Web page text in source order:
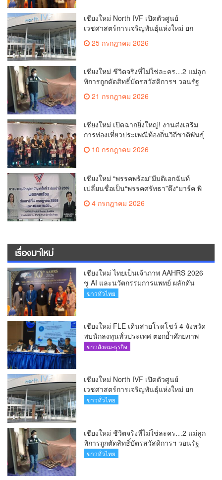
เชียงใหม่ North IVF เปิดตัวศูนย์
เวชศาสตร์การเจริญพันธุ์แห่งใหม่ ยก
บุตรยากของภูมิภาค(คลิป)
25 กรกฎาคม 2026
เชียงใหม่ ชีวิตจริงที่ไม่ใช่ละคร…2 แม่ลูก
พิการถูกตัดสิทธิ์บัตรสวัสดิการฯ วอนรัฐ
21 กรกฎาคม 2026
เชียงใหม่ เปิดฉากยิ่งใหญ่! งานส่งเสริม
การท่องเที่ยวประเพณีท้องถิ่นวิถีชาติพันธุ์
ล้านนา(คลิป)
10 กรกฎาคม 2026
เชียงใหม่ “พรรคพร้อม”มีมติเอกฉันท์
เปลี่ยนชื่อเป็น“พรรคศรัทธา”ดึง“มาร์ค พิ
4 กรกฎาคม 2026
เรื่องมาใหม่
เชียงใหม่ ไทยเป็นเจ้าภาพ AAHRS 2026
ชู AI และนวัตกรรมการแพทย์ ผลักดัน
Medical Hub และศูนย์กลางปลูกผมแห่ง
ข่าวทั่วไทย
เชียงใหม่ FLE เดินสายโรดโชว์ 4 จังหวัด
พบนักลงทุนทั่วประเทศ ตอกย้ำศักยภาพ
ผู้นำธุรกิจระบบน้ำครบวงจร(คลิป)
ข่าวสังคม-ธุรกิจ
เชียงใหม่ North IVF เปิดตัวศูนย์
เวชศาสตร์การเจริญพันธุ์แห่งใหม่ ยก
ระดับเชียงใหม่สู่ ศูนย์กลางการรักษาผู้มี
ข่าวทั่วไทย
เชียงใหม่ ชีวิตจริงที่ไม่ใช่ละคร…2 แม่ลูก
พิการถูกตัดสิทธิ์บัตรสวัสดิการฯ วอนรัฐ
ทบทวนเกณฑ์ช่วยคนจน(คลิป)
ข่าวทั่วไทย